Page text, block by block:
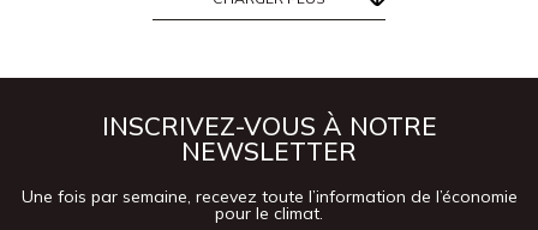
INSCRIVEZ-VOUS À NOTRE
NEWSLETTER
Une fois par semaine, recevez toute l’information de l’économie
pour le climat.